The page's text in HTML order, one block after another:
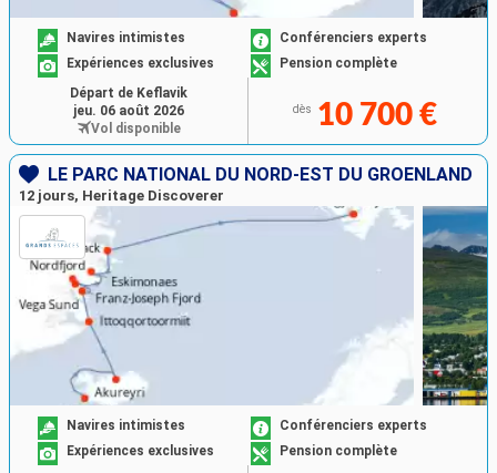
Navires intimistes
Conférenciers experts
Expériences exclusives
Pension complète
dès 10 700 €
Départ de Keflavik
jeu. 06 août 2026
Vol disponible
LE PARC NATIONAL DU NORD-EST DU GROËNLAND
12 jours, Heritage Discoverer
Navires intimistes
Conférenciers experts
Expériences exclusives
Pension complète